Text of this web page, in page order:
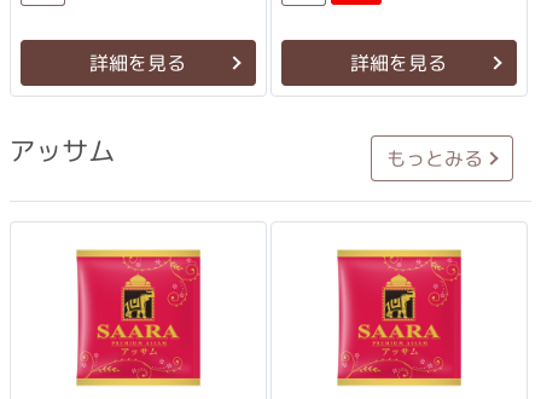
詳細を見る 詳細を見る
アッサム もっとみる